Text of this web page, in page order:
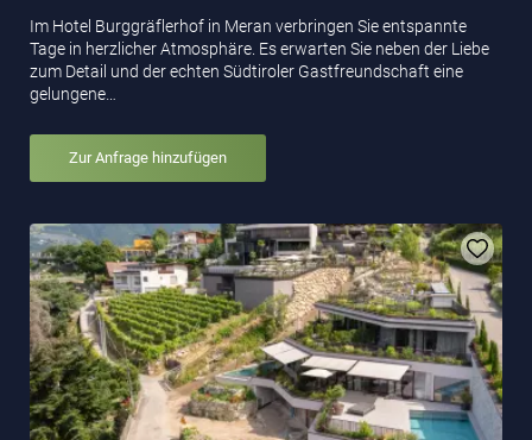
Im Hotel Burggräflerhof in Meran verbringen Sie entspannte
Tage in herzlicher Atmosphäre. Es erwarten Sie neben der Liebe
zum Detail und der echten Südtiroler Gastfreundschaft eine
gelungene…
Zur Anfrage hinzufügen